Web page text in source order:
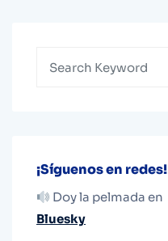
¡Síguenos en redes!
Doy la pelmada en
Bluesky